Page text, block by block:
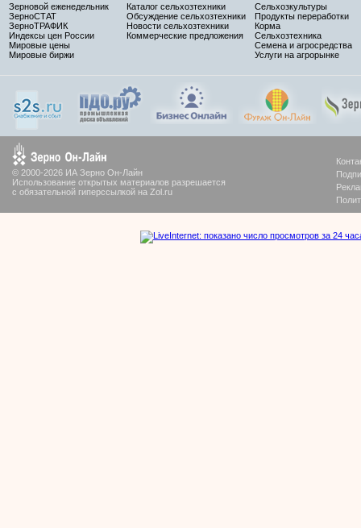
Зерновой еженедельник
ЗерноСТАТ
ЗерноТРАФИК
Индексы цен России
Мировые цены
Мировые биржи
Каталог сельхозтехники
Обсуждение сельхозтехники
Новости сельхозтехники
Коммерческие предложения
Сельхозкультуры
Продукты переработки
Корма
Сельхозтехника
Семена и агросредства
Услуги на агрорынке
© 2000-2026 ИА Зерно Он-Лайн
Использование открытых материалов разрешается
с обязательной гиперссылкой на Zol.ru